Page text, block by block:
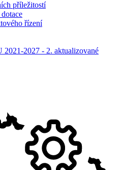
příležitostí
řízení
2021-2027 - 2. aktualizované